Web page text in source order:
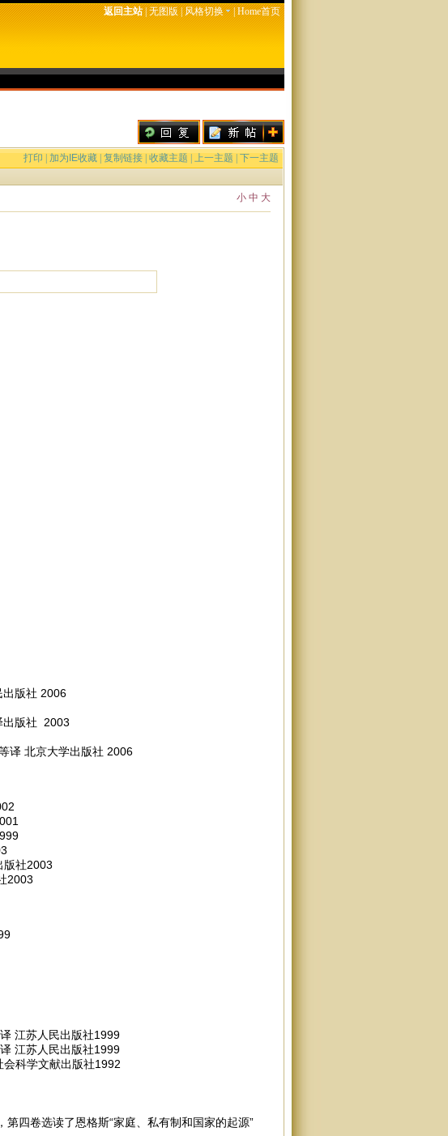
返回主站|无图版|风格切换 |Home首页
打印 | 加为IE收藏 |复制链接 |收藏主题 | 上一主题 |下一主题
小 中 大
版社 2006
出版社 2003
译 北京大学出版社 2006
版社2003
2003
江苏人民出版社1999
江苏人民出版社1999
科学文献出版社1992
四卷选读了恩格斯“家庭、私有制和国家的起源”